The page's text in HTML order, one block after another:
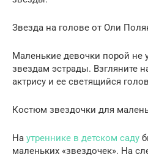
Звезда на голове от Оли
Маленькие девочки порой не
звездам эстрады. Взгляните
актрису и ее светящийся
Костюм звездочки для
На утреннике в детском саду
маленьких «звездочек». На